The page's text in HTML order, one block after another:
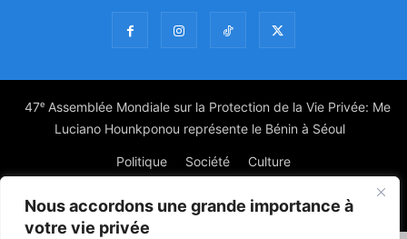
Nous accordons une grande importance à
votre vie privée
47ᵉ Assemblée Mondiale sur la Protection de la Vie Privée: Me
Luciano Hounkponou représente le Bénin à Séoul
Politique Société Culture
© Powered by digitXplus Francophone